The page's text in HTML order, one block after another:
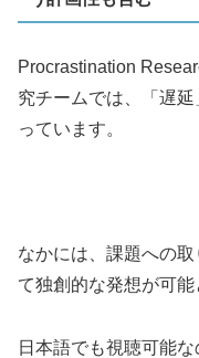
Procrastination
究チームでは、「遅
っています。
なかには、課題への
て独創的な発想が可能
日本語でも視聴可能